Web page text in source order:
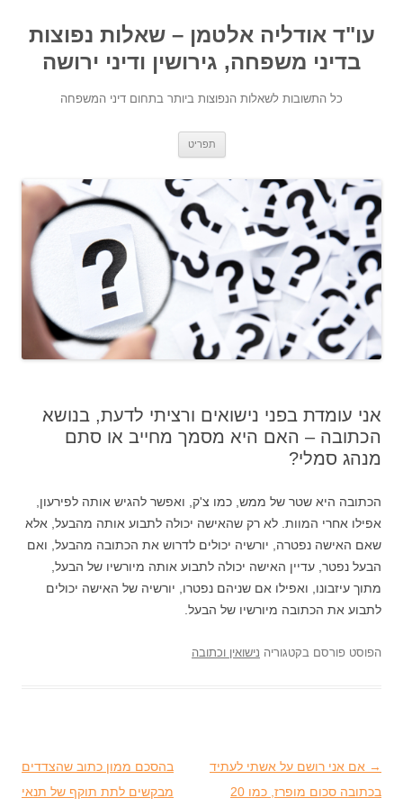
עו"ד אודליה אלטמן – שאלות נפוצות
בדיני משפחה, גירושין ודיני ירושה
כל התשובות לשאלות הנפוצות ביותר בתחום דיני המשפחה
תפריט
אני עומדת בפני נישואים ורציתי לדעת, בנושא
הכתובה – האם היא מסמך מחייב או סתם
מנהג סמלי?
הכתובה היא שטר של ממש, כמו צ'ק, ואפשר להגיש אותה לפירעון,
אפילו אחרי המוות. לא רק שהאישה יכולה לתבוע אותה מהבעל, אלא
שאם האישה נפטרה, יורשיה יכולים לדרוש את הכתובה מהבעל, ואם
הבעל נפטר, עדיין האישה יכולה לתבוע אותה מיורשיו של הבעל,
מתוך עיזבונו, ואפילו אם שניהם נפטרו, יורשיה של האישה יכולים
לתבוע את הכתובה מיורשיו של הבעל.
הפוסט פורסם בקטגוריה נישואין וכתובה
ניווט בפוסטים
→ אם אני רושם על אשתי לעתיד
בכתובה סכום מופרז, כמו 20
בהסכם ממון כתוב שהצדדים
מבקשים לתת תוקף של תנאי